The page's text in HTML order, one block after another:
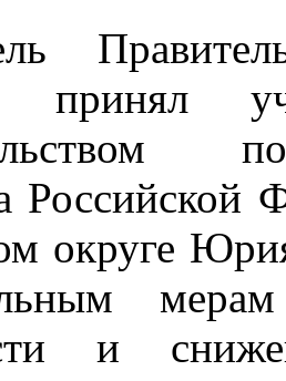
принял
Российской
округе
и